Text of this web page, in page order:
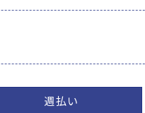
週払い